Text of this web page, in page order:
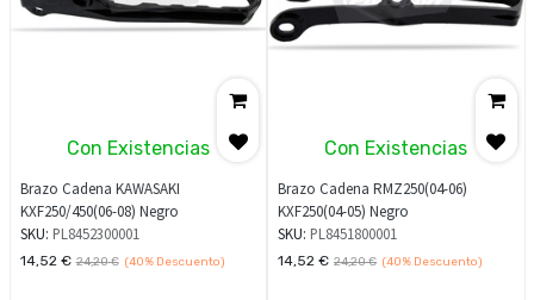
Con Existencias
Brazo Cadena KAWASAKI
KXF250/450(06-08) Negro
SKU: PL8452300001
14,52€ 24,20€ (40%Descuento)
Con Existencias
Brazo Cadena RMZ250(04-06)
KXF250(04-05) Negro
SKU: PL8451800001
14,52 € 24,20€ (40% Descuento)